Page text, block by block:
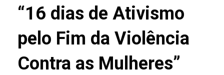
“16 dias de Ativismo
pelo Fim da Violência
Contra as Mulheres”